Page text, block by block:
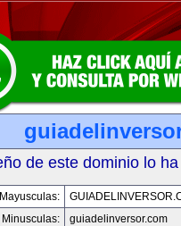
de este dominio lo
Mayusculas:
Minusculas:
guiadelinversor.com